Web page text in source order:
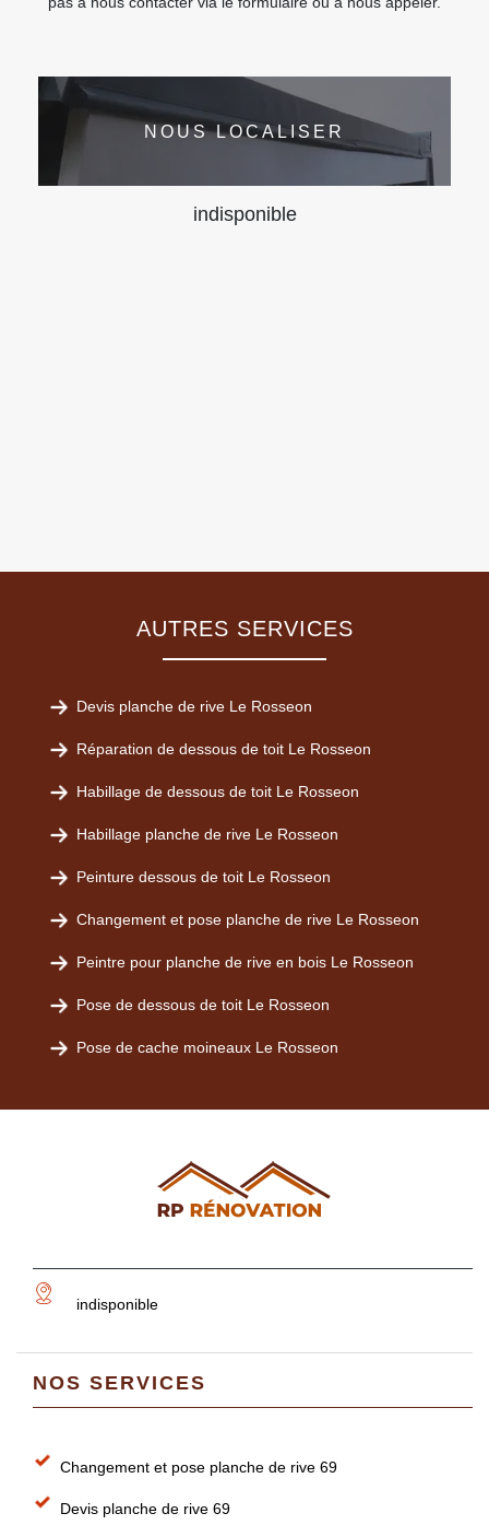
NOUS LOCALISER
indisponible
AUTRES SERVICES
Devis planche de rive Le Rosseon
Réparation de dessous de toit Le Rosseon
Habillage de dessous de toit Le Rosseon
Habillage planche de rive Le Rosseon
Peinture dessous de toit Le Rosseon
Changement et pose planche de rive Le Rosseon
Peintre pour planche de rive en bois Le Rosseon
Pose de dessous de toit Le Rosseon
Pose de cache moineaux Le Rosseon
indisponible
NOS SERVICES
Changement et pose planche de rive 69
Devis planche de rive 69